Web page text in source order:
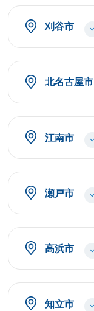
刈谷市
北名古屋市
江南市
瀬戸市
高浜市
知立市